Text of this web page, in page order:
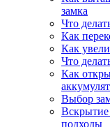
замка
Что
Как
Как
Что
Как
Выбор
подходы